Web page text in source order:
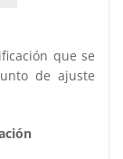
que se
de ajuste